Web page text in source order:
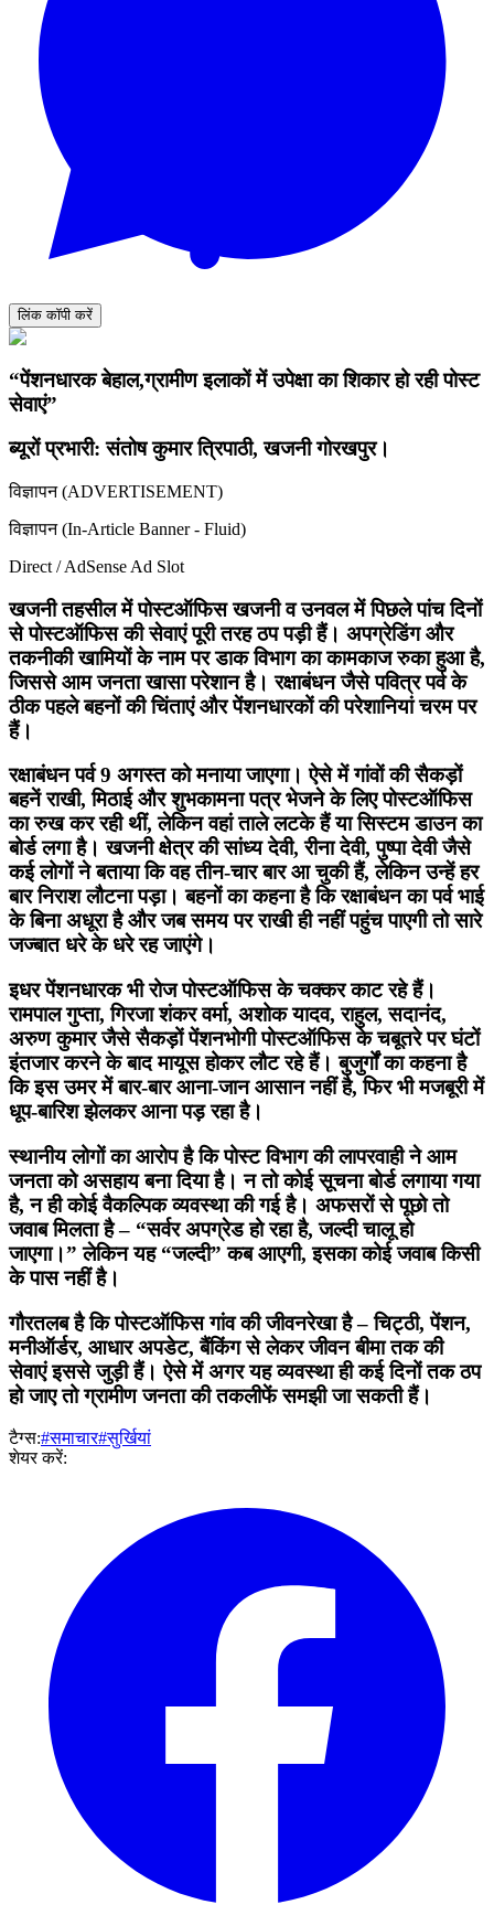
लिंक कॉपी करें
“पेंशनधारक बेहाल,ग्रामीण इलाकों में उपेक्षा का शिकार हो रही पोस्ट
सेवाएं”
ब्यूरों प्रभारी: संतोष कुमार त्रिपाठी, खजनी गोरखपुर।
विज्ञापन (ADVERTISEMENT)
विज्ञापन (In-Article Banner - Fluid)
Direct / AdSense Ad Slot
खजनी तहसील में पोस्टऑफिस खजनी व उनवल में पिछले पांच दिनों
से पोस्टऑफिस की सेवाएं पूरी तरह ठप पड़ी हैं। अपग्रेडिंग और
तकनीकी खामियों के नाम पर डाक विभाग का कामकाज रुका हुआ है,
जिससे आम जनता खासा परेशान है। रक्षाबंधन जैसे पवित्र पर्व के
ठीक पहले बहनों की चिंताएं और पेंशनधारकों की परेशानियां चरम पर
हैं।
रक्षाबंधन पर्व 9 अगस्त को मनाया जाएगा। ऐसे में गांवों की सैकड़ों
बहनें राखी, मिठाई और शुभकामना पत्र भेजने के लिए पोस्टऑफिस
का रुख कर रही थीं, लेकिन वहां ताले लटके हैं या सिस्टम डाउन का
बोर्ड लगा है। खजनी क्षेत्र की सांध्य देवी, रीना देवी, पुष्पा देवी जैसे
कई लोगों ने बताया कि वह तीन-चार बार आ चुकी हैं, लेकिन उन्हें हर
बार निराश लौटना पड़ा। बहनों का कहना है कि रक्षाबंधन का पर्व भाई
के बिना अधूरा है और जब समय पर राखी ही नहीं पहुंच पाएगी तो सारे
जज्बात धरे के धरे रह जाएंगे।
इधर पेंशनधारक भी रोज पोस्टऑफिस के चक्कर काट रहे हैं।
रामपाल गुप्ता, गिरजा शंकर वर्मा, अशोक यादव, राहुल, सदानंद,
अरुण कुमार जैसे सैकड़ों पेंशनभोगी पोस्टऑफिस के चबूतरे पर घंटों
इंतजार करने के बाद मायूस होकर लौट रहे हैं। बुजुर्गों का कहना है
कि इस उमर में बार-बार आना-जान आसान नहीं है, फिर भी मजबूरी में
धूप-बारिश झेलकर आना पड़ रहा है।
स्थानीय लोगों का आरोप है कि पोस्ट विभाग की लापरवाही ने आम
जनता को असहाय बना दिया है। न तो कोई सूचना बोर्ड लगाया गया
है, न ही कोई वैकल्पिक व्यवस्था की गई है। अफसरों से पूछो तो
जवाब मिलता है – “सर्वर अपग्रेड हो रहा है, जल्दी चालू हो
जाएगा।” लेकिन यह “जल्दी” कब आएगी, इसका कोई जवाब किसी
के पास नहीं है।
गौरतलब है कि पोस्टऑफिस गांव की जीवनरेखा है – चिट्ठी, पेंशन,
मनीऑर्डर, आधार अपडेट, बैंकिंग से लेकर जीवन बीमा तक की
सेवाएं इससे जुड़ी हैं। ऐसे में अगर यह व्यवस्था ही कई दिनों तक ठप
हो जाए तो ग्रामीण जनता की तकलीफें समझी जा सकती हैं।
टैग्स:#समाचार#सुर्खियां
शेयर करें: